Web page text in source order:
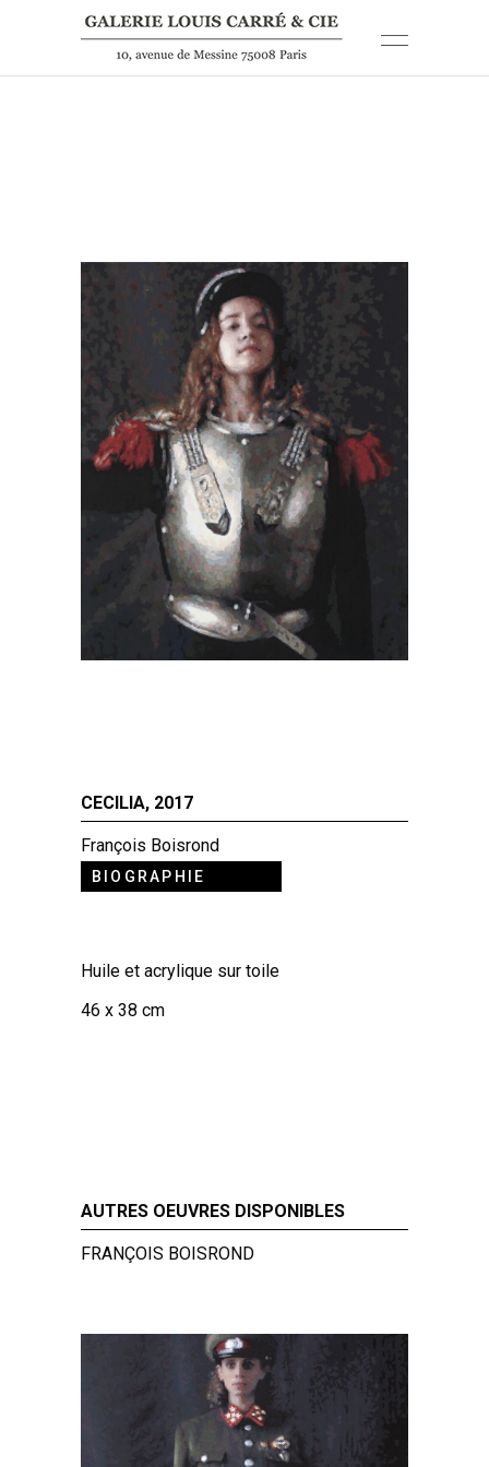
CECILIA, 2017
François Boisrond
BIOGRAPHIE
Huile et acrylique sur toile
46 x 38 cm
AUTRES OEUVRES DISPONIBLES
FRANÇOIS BOISROND